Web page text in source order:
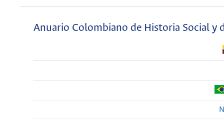
Anuario Colombiano de Historia Social y